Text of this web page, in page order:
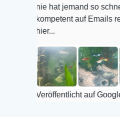
hat jemand so schnell und
auf Emails reagiert wie
auf Google